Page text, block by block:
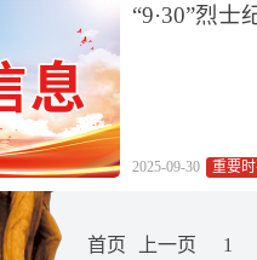
“9·30”烈
2025-09-30 重要
首页 上一页 1